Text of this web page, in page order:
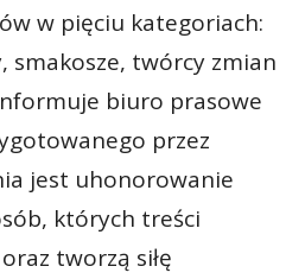
w pięciu kategoriach:
smakosze, twórcy zmian
biuro prasowe
przez
jest uhonorowanie
których treści
tworzą siłę